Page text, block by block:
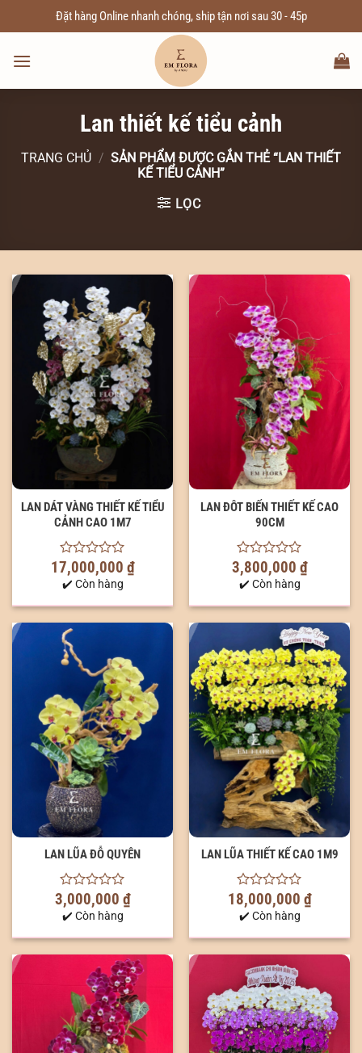
đến
dung
Đặt hàng Online nhanh chóng, ship tận nơi sau 30 - 45p
Lan thiết kế tiểu cảnh
TRANG CHỦ / SẢN PHẨM ĐƯỢC GẮN THẺ “LAN THIẾT
KẾ TIỂU CẢNH”
LỌC
LAN DÁT VÀNG THIẾT KẾ TIỂU
CẢNH CAO 1M7
0
out
of
5
17,000,000 ₫
✔️ Còn hàng
LAN ĐÔT BIẾN THIẾT KẾ CAO
90CM
0
out
of
5
3,800,000 ₫
✔️ Còn hàng
LAN LŨA ĐỖ QUYÊN
0
out
of
5
3,000,000 ₫
✔️ Còn hàng
LAN LŨA THIẾT KẾ CAO 1M9
0
out
of
5
18,000,000 ₫
✔️ Còn hàng